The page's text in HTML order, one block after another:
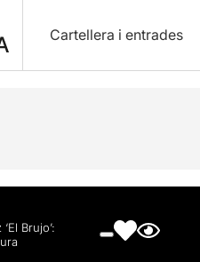
Cartellera i entrades
Fotos i vídeos
Brujo’: